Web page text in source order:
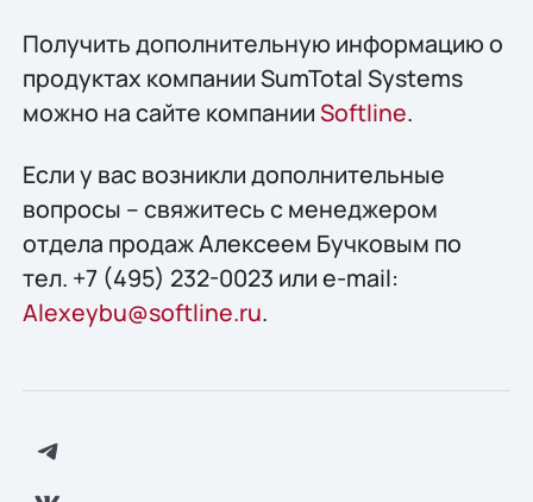
Получить дополнительную информацию о
продуктах компании SumTotal Systems
можно на сайте компанииSoftline.
Если у вас возникли дополнительные
вопросы – свяжитесь с менеджером
отдела продаж Алексеем Бучковым по
тел. +7 (495) 232-0023 или e-mail:
Alexeybu@softline.ru.